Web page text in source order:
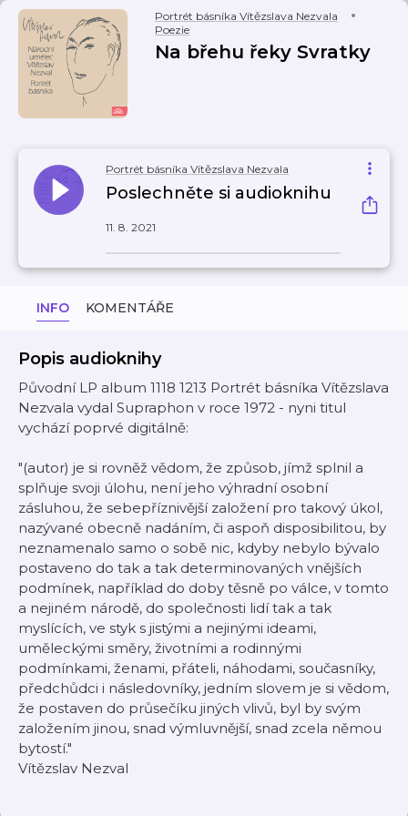
Portrét básníka Vítězslava Nezvala
Poezie
Na břehu řeky Svratky
Portrét básníka Vítězslava Nezvala
Poslechněte si audioknihu
11. 8. 2021
INFO KOMENTÁŘE
Popis audioknihy
Původní LP album 1118 1213 Portrét básníka Vítězslava
Nezvala vydal Supraphon v roce 1972 - nyni titul
vychází poprvé digitálně:
"(autor) je si rovněž vědom, že způsob, jímž splnil a
splňuje svoji úlohu, není jeho výhradní osobní
zásluhou, že sebepříznivější založení pro takový úkol,
nazývané obecně nadáním, či aspoň disposibilitou, by
neznamenalo samo o sobě nic, kdyby nebylo bývalo
postaveno do tak a tak determinovaných vnějších
podmínek, například do doby těsně po válce, v tomto
a nejiném národě, do společnosti lidí tak a tak
myslících, ve styk s jistými a nejinými ideami,
uměleckými směry, životními a rodinnými
podmínkami, ženami, přáteli, náhodami, současníky,
předchůdci i následovníky, jedním slovem je si vědom,
že postaven do průsečíku jiných vlivů, byl by svým
založením jinou, snad výmluvnější, snad zcela němou
bytostí."
Vítězslav Nezval